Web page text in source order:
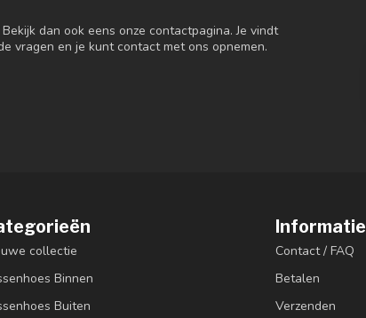
dan ook eens onze contactpagina. Je vindt
vragen en je kunt contact met ons opnemen.
collectie
Binnen
Buiten
Informatie
Contact / FAQ
Betalen
Verzenden